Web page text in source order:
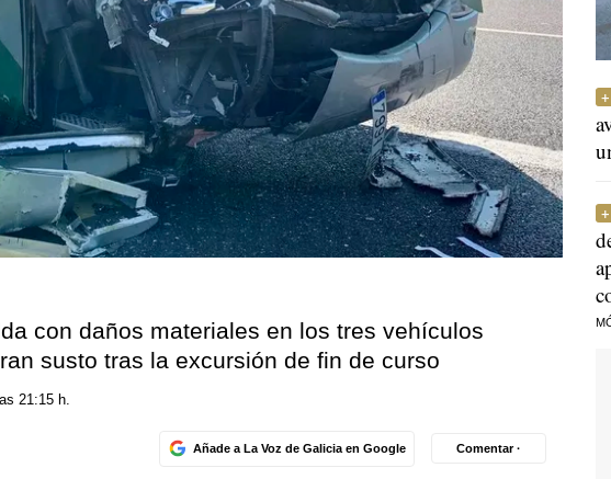
con daños materiales en los tres vehículos
susto tras la excursión de fin de curso
21:15 h.
Añade a La Voz de Galicia en Google Comentar ·